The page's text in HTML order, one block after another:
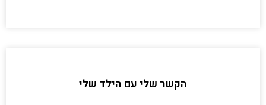
הקשר שלי עם הילד שלי